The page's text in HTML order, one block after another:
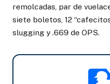
remolcadas, par de
siete boletos, 12
slugging y .669 de OPS.